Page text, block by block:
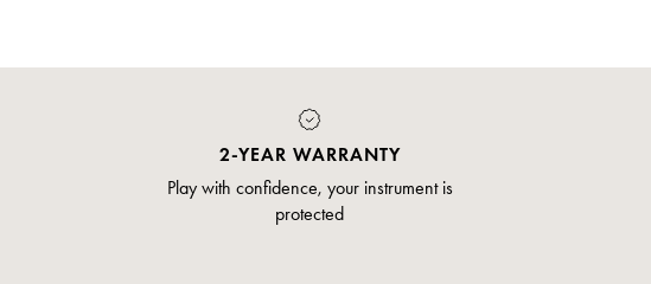
2-YEAR WARRANTY
Play with confidence, your instrument is
protected